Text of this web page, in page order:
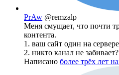
PrAw @remzalp
Меня смущает, что почти
контента.
1. ваш сайт один на
2. никто канал не забивает?
Написано более трёх лет